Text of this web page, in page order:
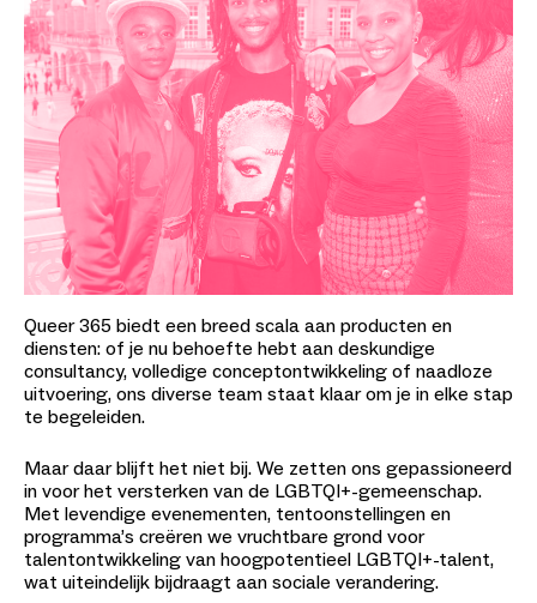
Queer 365 biedt een breed scala aan producten en
diensten: of je nu behoefte hebt aan deskundige
consultancy, volledige conceptontwikkeling of naadloze
uitvoering, ons diverse team staat klaar om je in elke stap
te begeleiden.
Maar daar blijft het niet bij. We zetten ons gepassioneerd
in voor het versterken van de LGBTQI+-gemeenschap.
Met levendige evenementen, tentoonstellingen en
programma’s creëren we vruchtbare grond voor
talentontwikkeling van hoogpotentieel LGBTQI+-talent,
wat uiteindelijk bijdraagt aan sociale verandering.